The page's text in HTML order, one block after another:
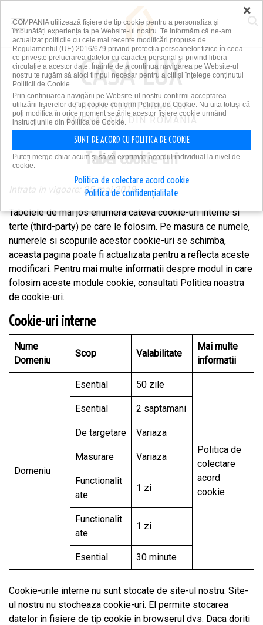
PRIMA PLATFORMĂ DE
AMENAJĂRI DIN ROMÂNIA
Tabel cookie-uri
Intrata in vigoare: 25 mai 2018.
Tabelele de mai jos enumera cateva cookie-uri interne si
terte (third-party) pe care le folosim. Pe masura ce numele,
numerele si scopurile acestor cookie-uri se schimba,
aceasta pagina poate fi actualizata pentru a reflecta aceste
modificari. Pentru mai multe informatii despre modul in care
folosim aceste module cookie, consultati Politica noastra
de cookie-uri.
Cookie-uri interne
Nume
Domeniu
Scop Valabilitate
Mai multe
informatii
Domeniu
Esential 50 zile
Politica de
colectare
acord
cookie
Esential 2 saptamani
De targetare Variaza
Masurare Variaza
Functionalit
ate
1 zi
Functionalit
ate
1 zi
Esential 30 minute
Cookie-urile interne nu sunt stocate de site-ul nostru. Site-
ul nostru nu stocheaza cookie-uri. El permite stocarea
datelor in fisiere de tip cookie in browserul dvs. Daca doriti
×
COMPANIA utilizează fişiere de tip cookie pentru a personaliza și
îmbunătăți experiența ta pe Website-ul nostru. Te informăm că ne-am
actualizat politicile cu cele mai recente modificări propuse de
Regulamentul (UE) 2016/679 privind protecția persoanelor fizice în ceea
ce privește prelucrarea datelor cu caracter personal și privind libera
circulație a acestor date. Înainte de a continua navigarea pe Website-ul
nostru te rugăm să aloci timpul necesar pentru a citi și înțelege conținutul
Politicii de Cookie.
Prin continuarea navigării pe Website-ul nostru confirmi acceptarea
utilizării fişierelor de tip cookie conform Politicii de Cookie. Nu uita totuși că
poți modifica în orice moment setările acestor fişiere cookie urmând
instrucțiunile din Politica de Cookie.
SUNT DE ACORD CU POLITICA DE COOKIE
Puteți merge chiar acum și să vă exprimați acordul individual la nivel de
cookie:
Politica de colectare acord cookie
Politica de confidențialitate